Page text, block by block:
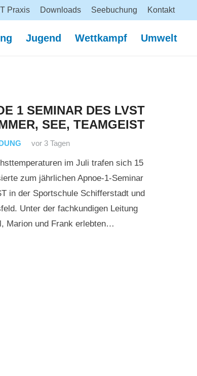
Praxis Downloads Seebuchung Kontakt
Jugend Wettkampf Umwelt
1 SEMINAR DES LVST
SEE, TEAMGEIST
vor 3 Tagen
im Juli trafen sich 15
zum jährlichen Apnoe-1-Seminar
in der Sportschule Schifferstadt und
Unter der fachkundigen Leitung
Marion und Frank erlebten…